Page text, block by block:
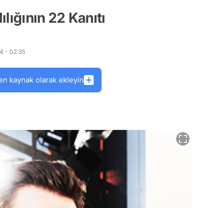
22 Kanıtı
- 02:35
kaynak olarak ekleyin